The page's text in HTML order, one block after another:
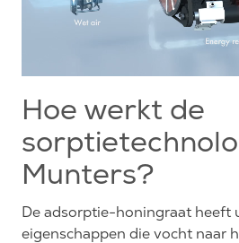
Hoe werkt de
Munters?
De adsorptie-honingraat heeft
eigenschappen die vocht naar